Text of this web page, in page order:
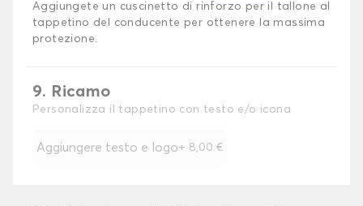
Aggiungete un cuscinetto di rinforzo per il tallone al
tappetino del conducente per ottenere la massima
protezione.
9. Ricamo
Personalizza il tappetino con testo e/o icona
Aggiungere testo e logo+ 8,00 €